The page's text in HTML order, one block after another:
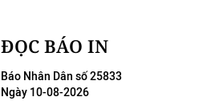
ĐỌC BÁO IN
Báo Nhân Dân số 25833
Ngày 10-08-2026